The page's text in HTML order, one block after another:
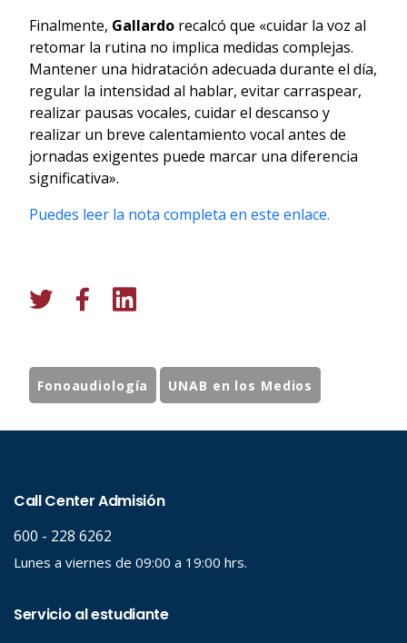
Finalmente, Gallardo recalcó que «cuidar la voz al
retomar la rutina no implica medidas complejas.
Mantener una hidratación adecuada durante el día,
regular la intensidad al hablar, evitar carraspear,
realizar pausas vocales, cuidar el descanso y
realizar un breve calentamiento vocal antes de
jornadas exigentes puede marcar una diferencia
significativa».
Puedes leer la nota completa en este enlace.
Fonoaudiología UNAB en los Medios